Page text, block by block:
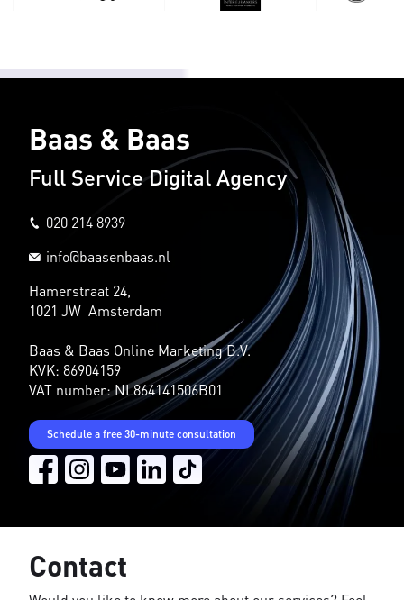
Baas & Baas
Full Service Digital Agency
020 214 8939
info@baasenbaas.nl
Hamerstraat 24,
1021 JW Amsterdam
Baas & Baas Online Marketing B.V.
KVK: 86904159
VAT number: NL864141506B01
Schedule a free 30-minute consultation
Contact